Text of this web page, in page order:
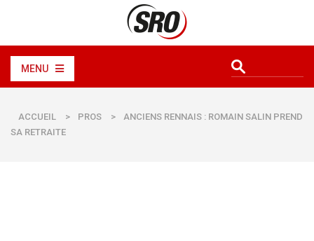
MENU
ACCUEIL > PROS >
ANCIENS RENNAIS : ROMAIN SALIN PREND
SA RETRAITE